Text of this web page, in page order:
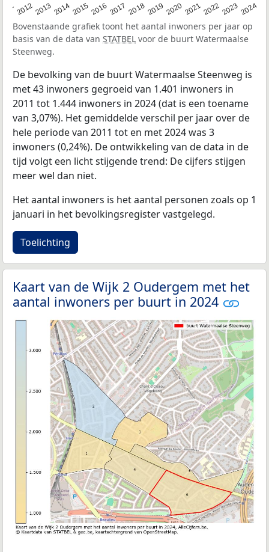
201220132014201520162017 20182019 20202021202220232024
Bovenstaande grafiek toont het aantal inwoners per jaar op
basis van de data van STATBEL voor de buurt Watermaalse
Steenweg.
De bevolking van de buurt Watermaalse Steenweg is
met 43 inwoners gegroeid van 1.401 inwoners in
2011 tot 1.444 inwoners in 2024 (dat is een toename
van 3,07%). Het gemiddelde verschil per jaar over de
hele periode van 2011 tot en met 2024 was 3
inwoners (0,24%). De ontwikkeling van de data in de
tijd volgt een licht stijgende trend: De cijfers stijgen
meer wel dan niet.
Het aantal inwoners is het aantal personen zoals op 1
januari in het bevolkingsregister vastgelegd.
Toelichting
Kaart van de Wijk 2 Oudergem met het
aantal inwoners per buurt in 2024